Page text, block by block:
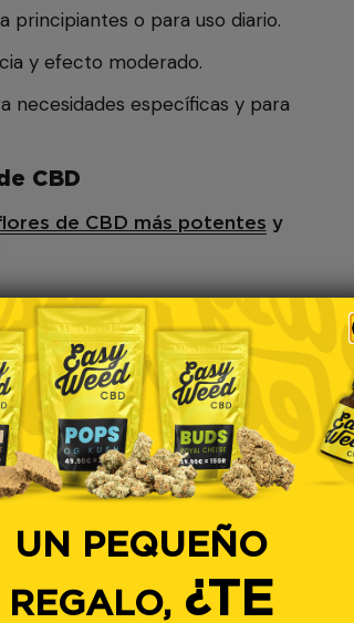
principiantes o para uso diario.
y efecto moderado.
necesidades específicas y para
CBD
de CBD más potentes y
las flores de CBD más potentes
y se recubre con kief (rico en
CBD que puede alcanzar hasta el
terapéuticos intensos.
en CBD. Son una buena
pero ligeramente menos
suele rondar el 30 % de CBD.
UN PEQUEÑO
REGALO, ¿TE